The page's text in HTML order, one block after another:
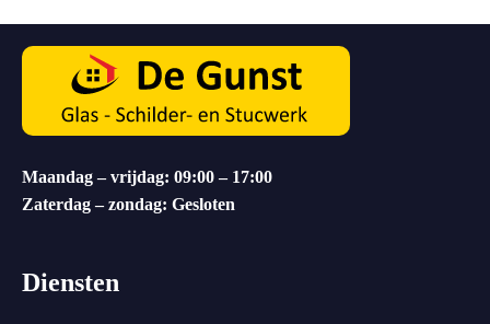
Maandag – vrijdag: 09:00 – 17:00
Zaterdag – zondag: Gesloten
Diensten